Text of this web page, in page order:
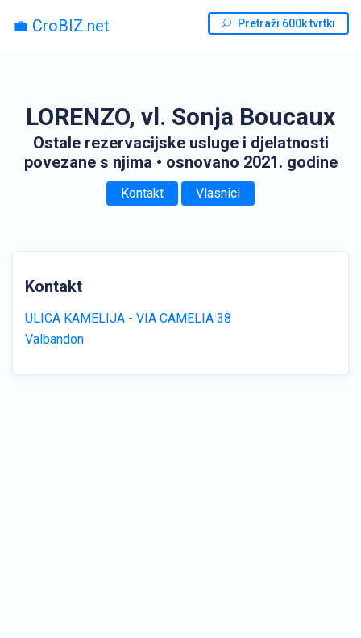
💼 CroBIZ.net Pretraži 600k tvrtki
LORENZO, vl. Sonja Boucaux
Ostale rezervacijske usluge i djelatnosti
povezane s njima • osnovano 2021. godine
Kontakt Vlasnici
Kontakt
ULICA KAMELIJA - VIA CAMELIA 38
Valbandon